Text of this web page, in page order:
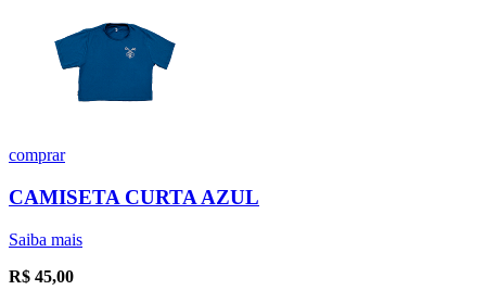
comprar
CAMISETA CURTA AZUL
Saiba mais
R$ 45,00